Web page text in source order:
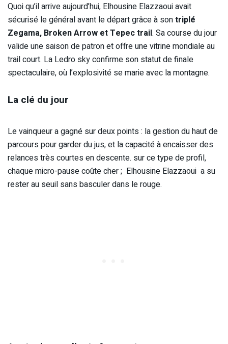
Quoi qu’il arrive aujourd’hui, Elhousine Elazzaoui avait
sécurisé le général avant le départ grâce à sontriplé
Zegama, Broken Arrow et Tepec trail. Sa course du jour
valide une saison de patron et offre une vitrine mondiale au
trail court. La Ledro sky confirme son statut de finale
spectaculaire, où l’explosivité se marie avec la montagne.
La clé du jour
Le vainqueur a gagné sur deux points : la gestion du haut de
parcours pour garder du jus, et la capacité à encaisser des
relances très courtes en descente. sur ce type de profil,
chaque micro-pause coûte cher ; Elhousine Elazzaoui a su
rester au seuil sans basculer dans le rouge.